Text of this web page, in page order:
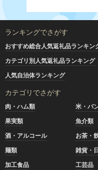
ランキングでさがす
おすすめ総合人気返礼品ランキン
カテゴリ別人気返礼品ランキング
人気自治体ランキング
カテゴリでさがす
肉・ハム類 米・パ
果実類
魚介類
酒・アルコール
お茶・
麺類
雑貨・
加工食品
工芸品